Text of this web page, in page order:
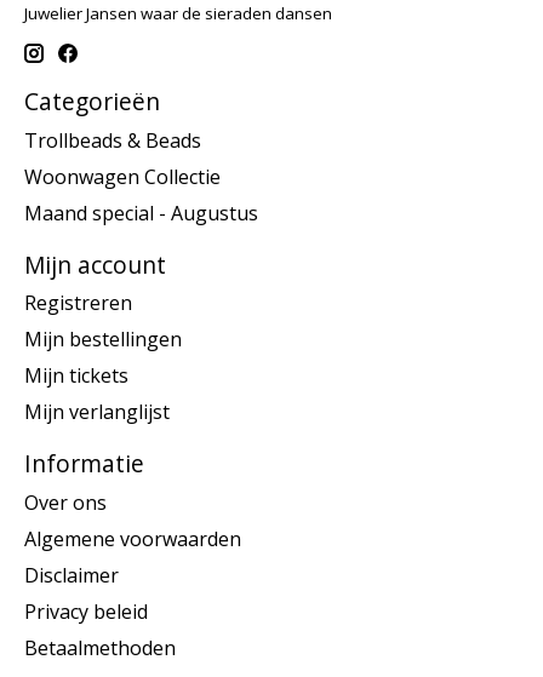
Juwelier Jansen waar de sieraden dansen
Categorieën
Trollbeads & Beads
Woonwagen Collectie
Maand special - Augustus
Mijn account
Registreren
Mijn bestellingen
Mijn tickets
Mijn verlanglijst
Informatie
Over ons
Algemene voorwaarden
Disclaimer
Privacy beleid
Betaalmethoden